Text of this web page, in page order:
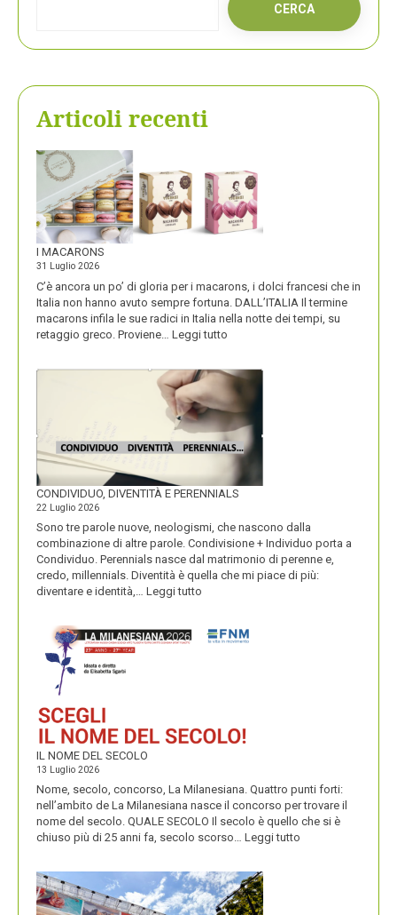
CERCA
Articoli recenti
I MACARONS
31 Luglio 2026
C’è ancora un po’ di gloria per i macarons, i dolci francesi che in
Italia non hanno avuto sempre fortuna. DALL’ITALIA Il termine
macarons infila le sue radici in Italia nella notte dei tempi, su
retaggio greco. Proviene… Leggi tutto
CONDIVIDUO, DIVENTITÀ E PERENNIALS
22 Luglio 2026
Sono tre parole nuove, neologismi, che nascono dalla
combinazione di altre parole. Condivisione + Individuo porta a
Condividuo. Perennials nasce dal matrimonio di perenne e,
credo, millennials. Diventità è quella che mi piace di più:
diventare e identità,… Leggi tutto
E
IL NOME DEL SECOLO
13 Luglio 2026
Nome, secolo, concorso, La Milanesiana. Quattro punti forti:
nell’ambito de La Milanesiana nasce il concorso per trovare il
nome del secolo. QUALE SECOLO Il secolo è quello che si è
chiuso più di 25 anni fa, secolo scorso… Leggi tutto